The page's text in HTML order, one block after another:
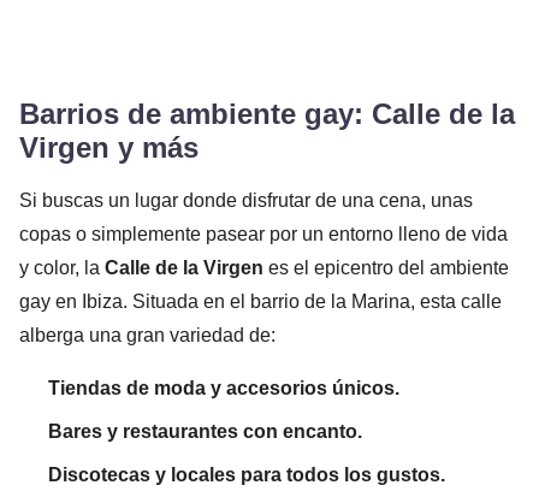
Barrios de ambiente gay: Calle de la
Virgen y más
Si buscas un lugar donde disfrutar de una cena, unas
copas o simplemente pasear por un entorno lleno de vida
y color, la Calle de la Virgen es el epicentro del ambiente
gay en Ibiza. Situada en el barrio de la Marina, esta calle
alberga una gran variedad de:
Tiendas de moda y accesorios únicos.
Bares y restaurantes con encanto.
Discotecas y locales para todos los gustos.